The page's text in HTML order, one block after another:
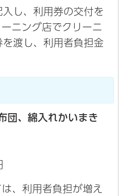
し、利用券の交付を
ニング店でクリーニ
渡し、利用者負担金
団、綿入れかいまき
、利用者負担が増え